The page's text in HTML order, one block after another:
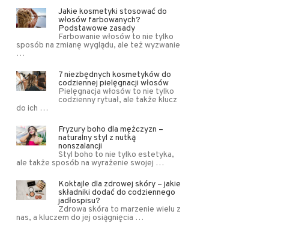
Jakie kosmetyki stosować do
włosów farbowanych?
Podstawowe zasady
Farbowanie włosów to nie tylko
sposób na zmianę wyglądu, ale też wyzwanie
…
7 niezbędnych kosmetyków do
codziennej pielęgnacji włosów
Pielęgnacja włosów to nie tylko
codzienny rytuał, ale także klucz
do ich …
Fryzury boho dla mężczyzn –
naturalny styl z nutką
nonszalancji
Styl boho to nie tylko estetyka,
ale także sposób na wyrażenie swojej …
Koktajle dla zdrowej skóry – jakie
składniki dodać do codziennego
jadłospisu?
Zdrowa skóra to marzenie wielu z
nas, a kluczem do jej osiągnięcia …